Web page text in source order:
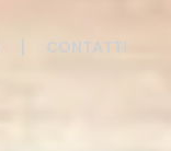
CONTATTI